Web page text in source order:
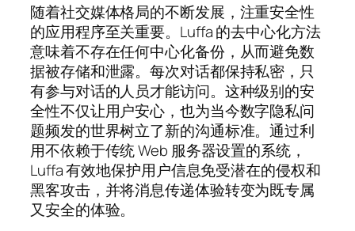
随着社交媒体格局的不断发展，注重安全性
的应用程序至关重要。Luffa 的去中心化方法
意味着不存在任何中心化备份，从而避免数
据被存储和泄露。每次对话都保持私密，只
有参与对话的人员才能访问。这种级别的安
全性不仅让用户安心，也为当今数字隐私问
题频发的世界树立了新的沟通标准。通过利
用不依赖于传统 Web 服务器设置的系统，
Luffa 有效地保护用户信息免受潜在的侵权和
黑客攻击，并将消息传递体验转变为既专属
又安全的体验。